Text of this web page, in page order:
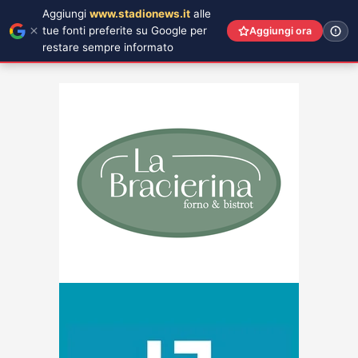
Aggiungi www.stadionews.it alle
tue fonti preferite su Google per
restare sempre informato
Aggiungi ora